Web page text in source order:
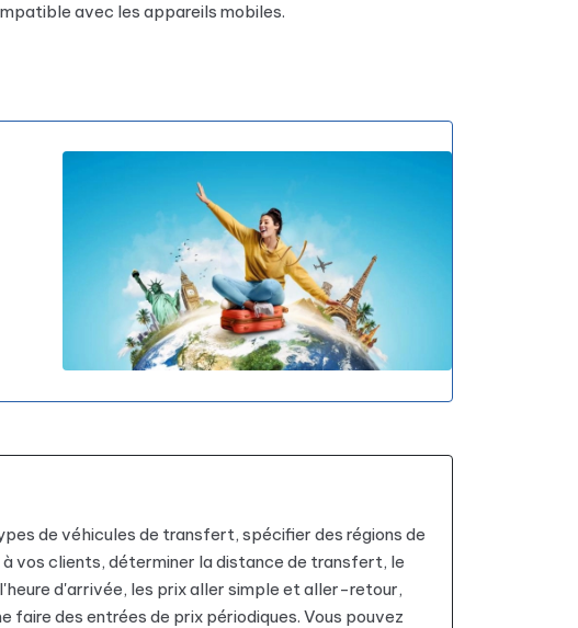
avec les appareils mobiles.
de véhicules de transfert, spécifier des régions de
vos clients, déterminer la distance de transfert, le
d'arrivée, les prix aller simple et aller-retour,
des entrées de prix périodiques. Vous pouvez